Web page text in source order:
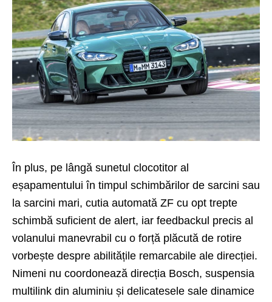
În plus, pe lângă sunetul clocotitor al
eșapamentului în timpul schimbărilor de sarcini sau
la sarcini mari, cutia automată ZF cu opt trepte
schimbă suficient de alert, iar feedbackul precis al
volanului manevrabil cu o forță plăcută de rotire
vorbește despre abilitățile remarcabile ale direcției.
Nimeni nu coordonează direcția Bosch, suspensia
multilink din aluminiu și delicatesele sale dinamice